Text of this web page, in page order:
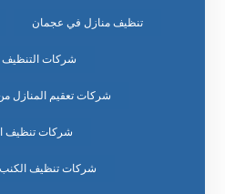
تنظيف منازل في عجمان
شركات التنظيف
شركات تعقيم المنازل
شركات تنظيف
شركات تنظيف